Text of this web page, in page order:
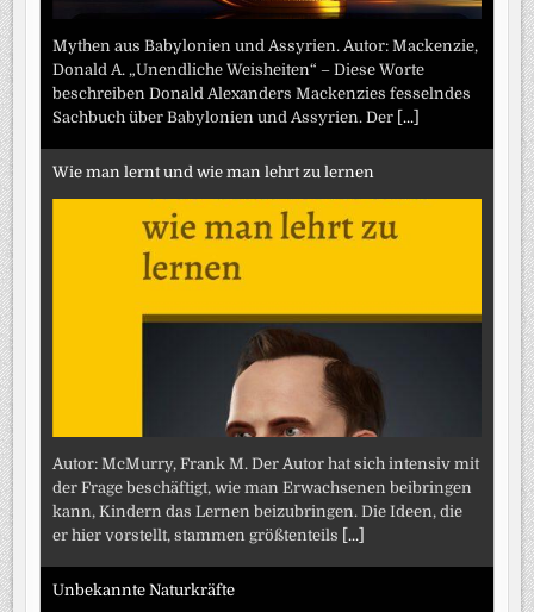
Mythen aus Babylonien und Assyrien. Autor: Mackenzie,
Donald A. „Unendliche Weisheiten“ – Diese Worte
beschreiben Donald Alexanders Mackenzies fesselndes
Sachbuch über Babylonien und Assyrien. Der [...]
Wie man lernt und wie man lehrt zu lernen
Autor: McMurry, Frank M. Der Autor hat sich intensiv mit
der Frage beschäftigt, wie man Erwachsenen beibringen
kann, Kindern das Lernen beizubringen. Die Ideen, die
er hier vorstellt, stammen größtenteils
[...]
Unbekannte Naturkräfte